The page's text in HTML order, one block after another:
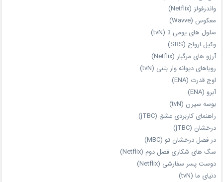
واندرفولز (Netflix)
معکوس (Wavve)
سلول های یومی 3 (tvN)
وکیل ارواح (SBS)
آرزو های مرگبار (Netflix)
رویاهای دیوانه‌ وار بتنی (tvN)
اوج قدرت (ENA)
آبرو (ENA)
بوسه سیرن (tvN)
راهنمای کاربردی عشق (jTBC)
درخشان (jTBC)
در فصل درخشان تو (MBC)
سگ های شکاری فصل دوم (Netflix)
دوست‌ پسر سفارشی (Netflix)
دنیای ما (tvN)